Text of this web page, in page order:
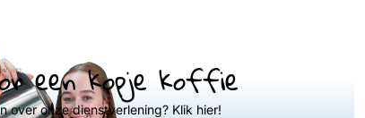
een kopje koffie
over onze dienstverlening? Klik hier!